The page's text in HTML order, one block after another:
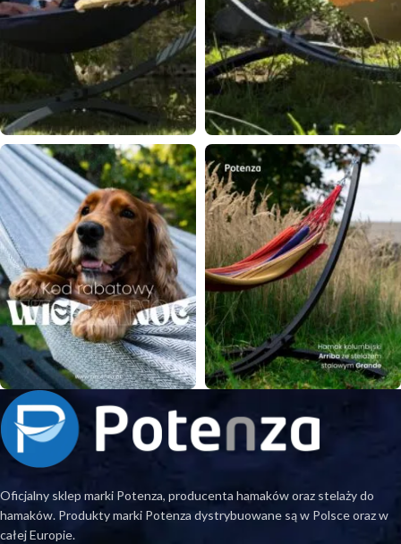
Oficjalny sklep marki Potenza, producenta hamaków oraz stelaży do
hamaków. Produkty marki Potenza dystrybuowane są w Polsce oraz w
całej Europie.